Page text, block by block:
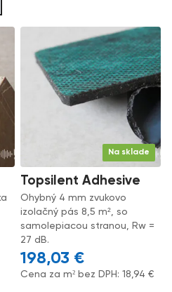
Na sklade
Topsilent Adhesive
Ohybný 4 mm zvukovo
izolačný pás 8,5 m², so
samolepiacou stranou, Rw =
27 dB.
198,03 €
Cena za m² bez DPH:18,94€